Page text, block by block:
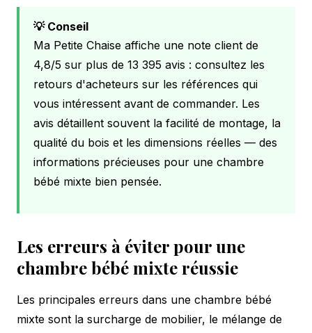
💡 Conseil
Ma Petite Chaise affiche une note client de
4,8/5 sur plus de 13 395 avis : consultez les
retours d'acheteurs sur les références qui
vous intéressent avant de commander. Les
avis détaillent souvent la facilité de montage, la
qualité du bois et les dimensions réelles — des
informations précieuses pour une chambre
bébé mixte bien pensée.
Les erreurs à éviter pour une
chambre bébé mixte réussie
Les principales erreurs dans une chambre bébé
mixte sont la surcharge de mobilier, le mélange de